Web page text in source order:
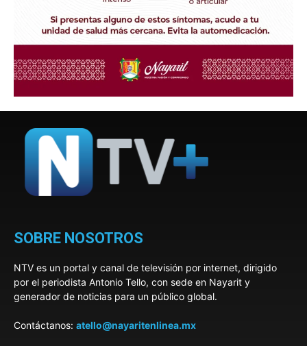
SOBRE NOSOTROS
NTV es un portal y canal de televisión por internet, dirigido
por el periodista Antonio Tello, con sede en Nayarit y
generador de noticias para un público global.
Contáctanos: atello@nayaritenlinea.mx